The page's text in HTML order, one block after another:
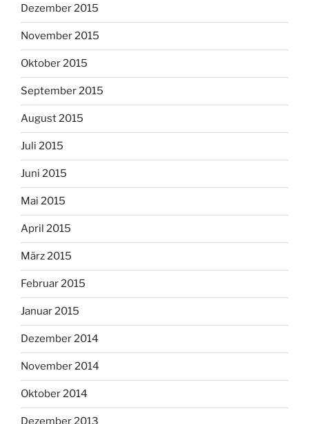
Dezember 2015
November 2015
Oktober 2015
September 2015
August 2015
Juli 2015
Juni 2015
Mai 2015
April 2015
März 2015
Februar 2015
Januar 2015
Dezember 2014
November 2014
Oktober 2014
Dezember 2013